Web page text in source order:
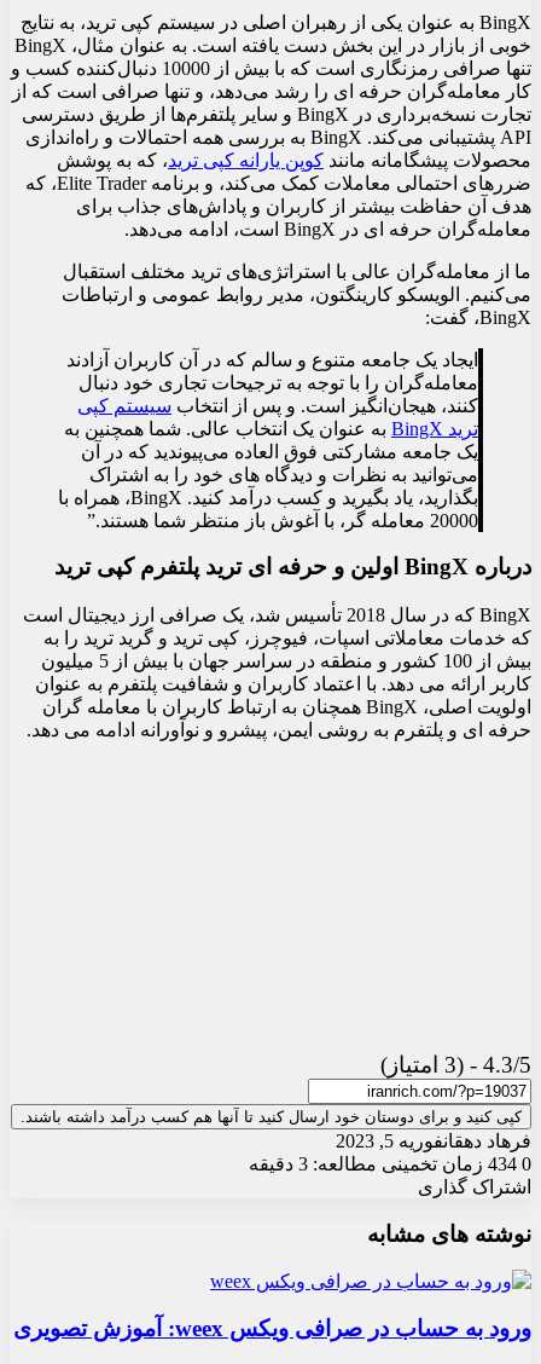
BingX به عنوان یکی از رهبران اصلی در سیستم کپی ترید، به نتایج
خوبی از بازار در این بخش دست یافته است. به عنوان مثال، BingX
تنها صرافی رمزنگاری است که با بیش از 10000 دنبال‌کننده کسب و
کار معامله‌گران حرفه ای را رشد می‌دهد، و تنها صرافی است که از
تجارت نسخه‌برداری در BingX و سایر پلتفرم‌ها از طریق دسترسی
API پشتیبانی می‌کند. BingX به بررسی همه احتمالات و راه‌اندازی
محصولات پیشگامانه مانند کوپن یارانه کپی ترید، که به پوشش
ضررهای احتمالی معاملات کمک می‌کند، و برنامه Elite Trader، که
هدف آن حفاظت بیشتر از کاربران و پاداش‌های جذاب برای
معامله‌گران حرفه ای در BingX است، ادامه می‌دهد.
ما از معامله‌گران عالی با استراتژی‌های ترید مختلف استقبال
می‌کنیم. الویسکو کارینگتون، مدیر روابط عمومی و ارتباطات
BingX، گفت:
ایجاد یک جامعه متنوع و سالم که در آن کاربران آزادند
معامله‌گران را با توجه به ترجیحات تجاری خود دنبال
کنند، هیجان‌انگیز است. و پس از انتخاب سیستم کپی
ترید BingX
به عنوان یک انتخاب عالی. شما همچنین به
یک جامعه مشارکتی فوق العاده می‌پیوندید که در آن
می‌توانید به نظرات و دیدگاه های خود را به اشتراک
بگذارید، یاد بگیرید و کسب درآمد کنید. BingX، همراه با
20000 معامله گر، با آغوش باز منتظر شما هستند.”
درباره BingX اولین و حرفه ای ترید پلتفرم کپی ترید
BingX که در سال 2018 تأسیس شد، یک صرافی ارز دیجیتال است
که خدمات معاملاتی اسپات، فیوچرز، کپی ترید و گرید ترید را به
بیش از 100 کشور و منطقه در سراسر جهان با بیش از 5 میلیون
کاربر ارائه می دهد. با اعتماد کاربران و شفافیت پلتفرم به عنوان
اولویت اصلی، BingX همچنان به ارتباط کاربران با معامله گران
حرفه ای و پلتفرم به روشی ایمن، پیشرو و نوآورانه ادامه می دهد.
4.3/5 - (3 امتیاز)
کپی کنید و برای دوستان خود ارسال کنید تا آنها هم کسب درآمد داشته باشند.
فرهاد دهقانفوریه 5, 2023
0
زمان تخمینی مطالعه: 3 دقیقه
اشتراک گذاری
بوک
آپ
ایمیل
نوشته های مشابه
ورود به حساب در صرافی ویکس weex: آموزش تصویری